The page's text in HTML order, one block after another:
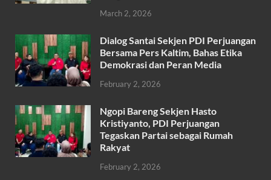
March 2, 2026
Dialog Santai Sekjen PDI Perjuangan
Bersama Pers Kaltim, Bahas Etika
Demokrasi dan Peran Media
February 2, 2026
Ngopi Bareng Sekjen Hasto
Kristiyanto, PDI Perjuangan
Tegaskan Partai sebagai Rumah
Rakyat
February 2, 2026